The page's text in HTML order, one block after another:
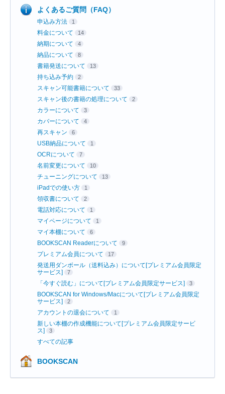
よくあるご質問（FAQ）
申込み方法 1
料金について 14
納期について 4
納品について 8
書籍発送について 13
持ち込み予約 2
スキャン可能書籍について 33
スキャン後の書籍の処理について 2
カラーについて 3
カバーについて 4
再スキャン 6
USB納品について 1
OCRについて 7
名前変更について 10
チューニングについて 13
iPadでの使い方 1
領収書について 2
電話対応について 1
マイページについて 1
マイ本棚について 6
BOOKSCAN Readerについて 9
プレミアム会員について 17
発送用ダンボール（送料込み）について[プレミアム会員限定
サービス]
7
「今すぐ読む」について[プレミアム会員限定サービス] 3
BOOKSCAN for Windows/Macについて[プレミアム会員限定
サービス]
2
アカウントの退会について 1
新しい本棚の作成機能について[プレミアム会員限定サービ
ス]
3
すべての記事
BOOKSCAN